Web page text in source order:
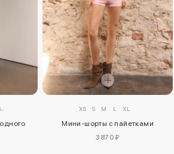
XS S M L XL
Мини-шорты с пайетками
3870 ₽